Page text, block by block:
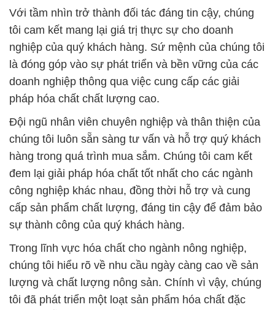
Với tầm nhìn trở thành đối tác đáng tin cậy, chúng
tôi cam kết mang lại giá trị thực sự cho doanh
nghiệp của quý khách hàng. Sứ mệnh của chúng tôi
là đóng góp vào sự phát triển và bền vững của các
doanh nghiệp thông qua việc cung cấp các giải
pháp hóa chất chất lượng cao.
Đội ngũ nhân viên chuyên nghiệp và thân thiện của
chúng tôi luôn sẵn sàng tư vấn và hỗ trợ quý khách
hàng trong quá trình mua sắm. Chúng tôi cam kết
đem lại giải pháp hóa chất tốt nhất cho các ngành
công nghiệp khác nhau, đồng thời hỗ trợ và cung
cấp sản phẩm chất lượng, đáng tin cậy để đảm bảo
sự thành công của quý khách hàng.
Trong lĩnh vực hóa chất cho ngành nông nghiệp,
chúng tôi hiểu rõ về nhu cầu ngày càng cao về sản
lượng và chất lượng nông sản. Chính vì vậy, chúng
tôi đã phát triển một loạt sản phẩm hóa chất đặc